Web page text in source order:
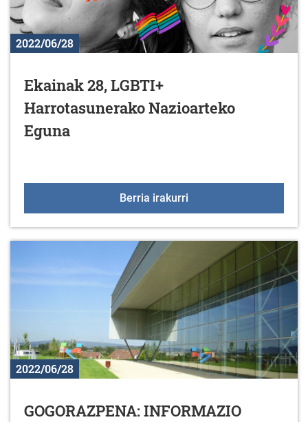
2022/06/28
Ekainak 28, LGBTI+
Harrotasunerako Nazioarteko
Eguna
Berria irakurri
2022/06/28
GOGORAZPENA: INFORMAZIO